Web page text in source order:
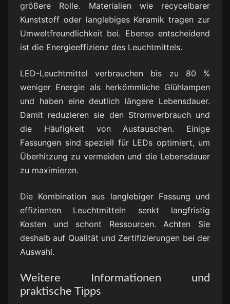
größere Rolle. Materialien wie recycelbarer
Kunststoff oder langlebiges Keramik tragen zur
Umweltfreundlichkeit bei. Ebenso entscheidend
ist die Energieeffizienz des Leuchtmittels.
LED-Leuchtmittel verbrauchen bis zu 80 %
weniger Energie als herkömmliche Glühlampen
und haben eine deutlich längere Lebensdauer.
Damit reduzieren sie den Stromverbrauch und
die Häufigkeit von Austauschen. Einige
Fassungen sind speziell für LEDs optimiert, um
Überhitzung zu vermeiden und die Lebensdauer
zu maximieren.
Die Kombination aus langlebiger Fassung und
effizienten Leuchtmitteln senkt langfristig
Kosten und schont Ressourcen. Achten Sie
deshalb auf Qualität und Zertifizierungen bei der
Auswahl.
Weitere Informationen und
praktische Tipps